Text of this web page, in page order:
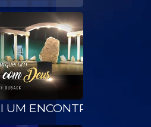
UM ENCONTRO COM